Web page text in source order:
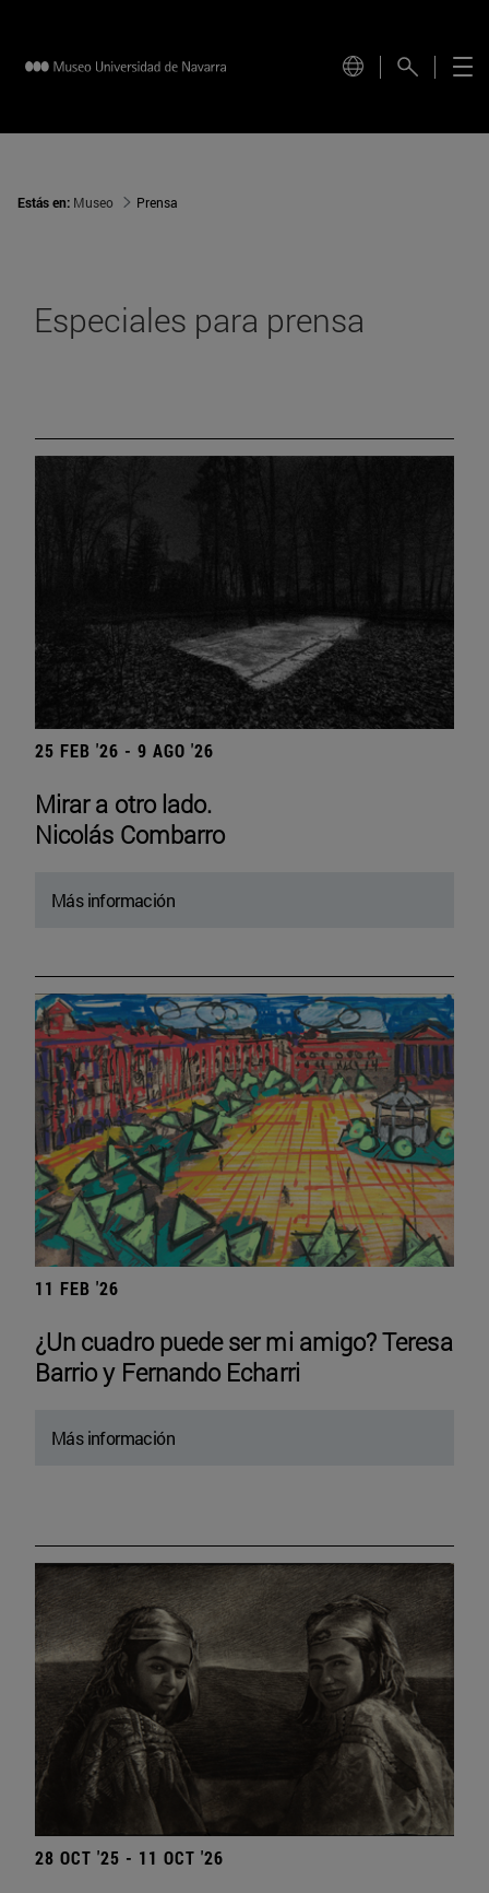
Estás en: Museo Prensa
Especiales para prensa
25 FEB '26 - 9 AGO '26
Mirar a otro lado.
Nicolás Combarro
Más información
11 FEB '26
¿Un cuadro puede ser mi amigo? Teresa
Barrio y Fernando Echarri
Más información
28 OCT '25 - 11 OCT '26